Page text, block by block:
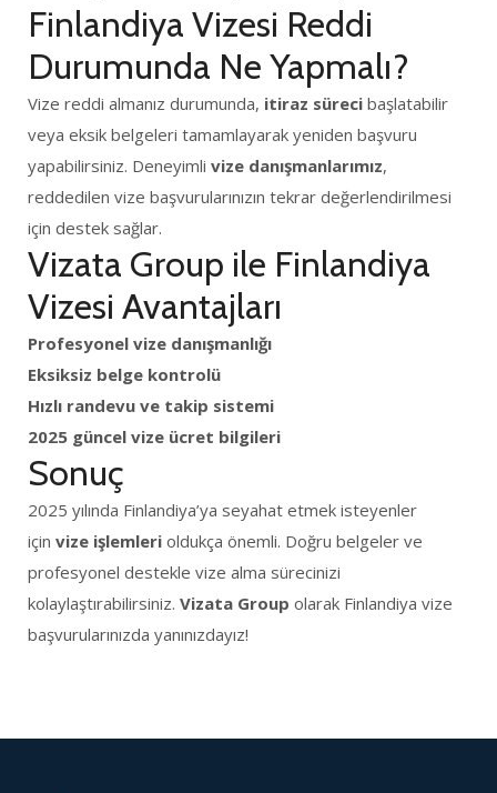
Finlandiya Vizesi Reddi
Durumunda Ne Yapmalı?
Vize reddi almanız durumunda, itiraz süreci başlatabilir
veya eksik belgeleri tamamlayarak yeniden başvuru
yapabilirsiniz. Deneyimli vize danışmanlarımız,
reddedilen vize başvurularınızın tekrar değerlendirilmesi
için destek sağlar.
Vizata Group ile Finlandiya
Vizesi Avantajları
Profesyonel vize danışmanlığı
Eksiksiz belge kontrolü
Hızlı randevu ve takip sistemi
2025 güncel vize ücret bilgileri
Sonuç
2025 yılında Finlandiya’ya seyahat etmek isteyenler
için vize işlemleri oldukça önemli. Doğru belgeler ve
profesyonel destekle vize alma sürecinizi
kolaylaştırabilirsiniz. Vizata Group olarak Finlandiya vize
başvurularınızda yanınızdayız!